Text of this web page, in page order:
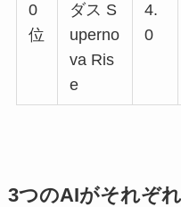
0
位
ダス S
uperno
va Ris
e
4.
0
3つのAIがそれぞ